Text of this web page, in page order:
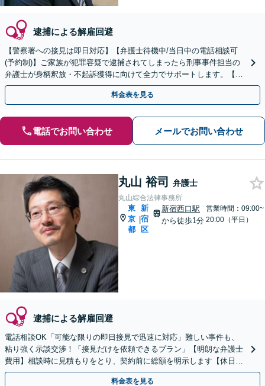
逮捕による解雇回避
【警察署への接見は即日対応】【弁護士待機中/当日中の電話相談可
(予約制)】ご家族が犯罪容疑で逮捕されてしまったら刑事事件担当の
弁護士が身柄釈放・不起訴獲得に向けて全力でサポートします。【毎
月100名以上の相談実績】【東京都全域対応】
料金表を見る
電話でお問い合わせ メールでお問い合わせ
丸山 裕司 弁護士
丸山綜合法律事務所
東
京
都
|
新
宿
区
新宿西口駅
から徒歩1分
営業時間：09:00~
20:00（平日）
逮捕による解雇回避
電話相談OK「可能な限りの即日接見で迅速に対応」難しい事件も、
粘り強く示談交渉！「接見だけを依頼できるプラン」【明朗な弁護士
費用】相談時に見積もりをとり、契約前に総額を明示します【休日・
夜間相談可】
料金表を見る